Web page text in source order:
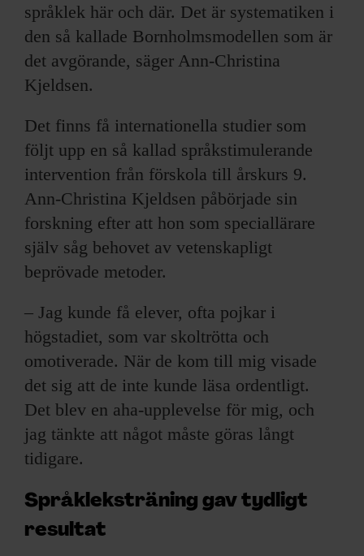
språklek här och där. Det är systematiken i
den så kallade Bornholmsmodellen som är
det avgörande, säger Ann-Christina
Kjeldsen.
Det finns få internationella studier som
följt upp en så kallad språkstimulerande
intervention från förskola till årskurs 9.
Ann-Christina Kjeldsen påbörjade sin
forskning efter att hon som speciallärare
själv såg behovet av vetenskapligt
beprövade metoder.
– Jag kunde få elever, ofta pojkar i
högstadiet, som var skoltrötta och
omotiverade. När de kom till mig visade
det sig att de inte kunde läsa ordentligt.
Det blev en aha-upplevelse för mig, och
jag tänkte att något måste göras långt
tidigare.
Språkleksträning gav tydligt
resultat